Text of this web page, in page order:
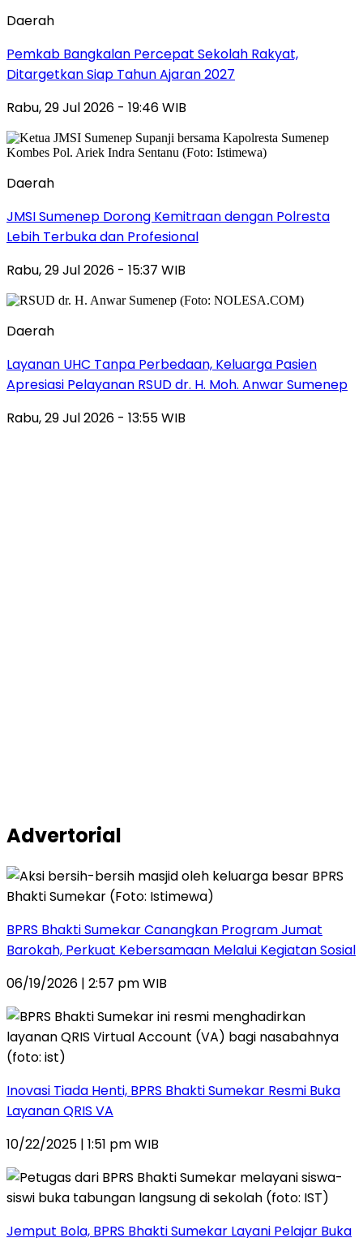
Daerah
Pemkab Bangkalan Percepat Sekolah Rakyat,
Ditargetkan Siap Tahun Ajaran 2027
Rabu, 29 Jul 2026 - 19:46 WIB
Daerah
JMSI Sumenep Dorong Kemitraan dengan Polresta
Lebih Terbuka dan Profesional
Rabu, 29 Jul 2026 - 15:37 WIB
Daerah
Layanan UHC Tanpa Perbedaan, Keluarga Pasien
Apresiasi Pelayanan RSUD dr. H. Moh. Anwar Sumenep
Rabu, 29 Jul 2026 - 13:55 WIB
Advertorial
BPRS Bhakti Sumekar Canangkan Program Jumat
Barokah, Perkuat Kebersamaan Melalui Kegiatan Sosial
06/19/2026 | 2:57 pm WIB
Inovasi Tiada Henti, BPRS Bhakti Sumekar Resmi Buka
Layanan QRIS VA
10/22/2025 | 1:51 pm WIB
Jemput Bola, BPRS Bhakti Sumekar Layani Pelajar Buka